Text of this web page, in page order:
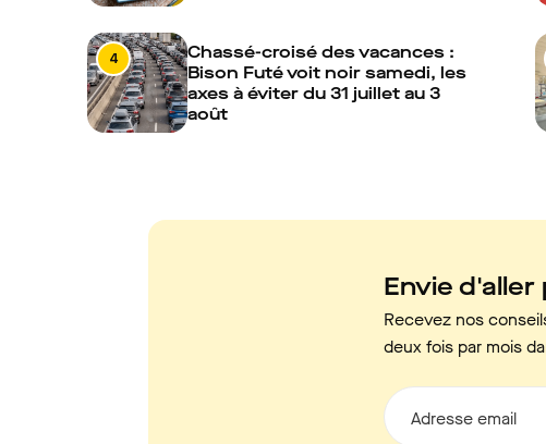
4
Chassé-croisé des vacances :
Bison Futé voit noir samedi, les
axes à éviter du 31 juillet au 3
août
Envie d'aller
Recevez nos
deux fois par mois
Adresse email